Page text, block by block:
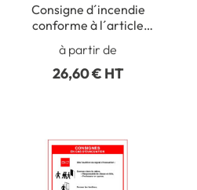
Consigne d´incendie
conforme à l´article
420 x L 300 mm
Matière PVC 1 mm
à partir de
26,60 € HT